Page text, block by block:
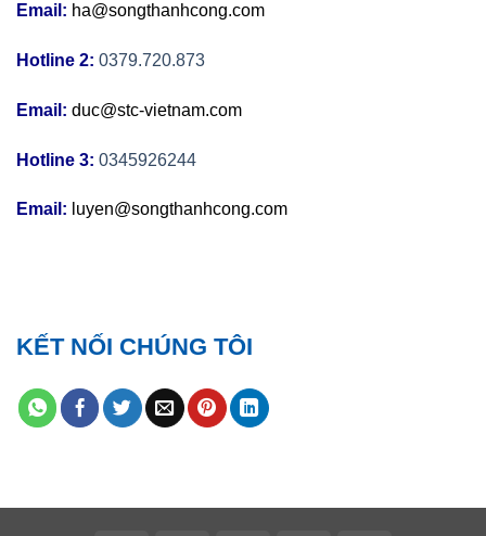
Email: ha@songthanhcong.com
Hotline 2: 0379.720.873
Email: duc@stc-vietnam.com
Hotline 3: 0345926244
Email: luyen@songthanhcong.com
KẾT NỐI CHÚNG TÔI